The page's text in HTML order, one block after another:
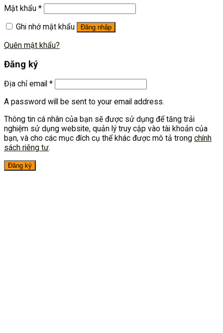
Mật khẩu *
Ghi nhớ mật khẩu
Đăng nhập
Quên mật khẩu?
Đăng ký
Địa chỉ email *
A password will be sent to your email address.
Thông tin cá nhân của bạn sẽ được sử dụng để tăng trải
nghiệm sử dụng website, quản lý truy cập vào tài khoản của
bạn, và cho các mục đích cụ thể khác được mô tả trong chính
sách riêng tư.
Đăng ký